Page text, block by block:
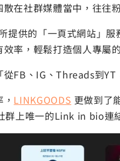
在社群媒體當中，往往
提供的「一頁式網站」
率，輕鬆打造個人專屬
從FB、IG、Threads到YT
LINKGOODS 更做到了
群上唯一的Link in bio連